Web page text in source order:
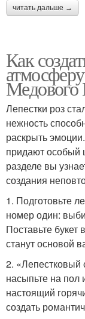
читать дальше →
Как
Медового
Лепестки роз
нежность
раскрыть
придают
разделе вы
создания
1. Подготовьте
номер один:
Поставьте букет
станут основой
2. «Лепестковый
насыпьте на пол
настоящий
создать